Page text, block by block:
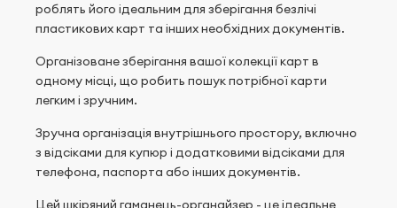
роблять його ідеальним для зберігання безлічі
пластикових карт та інших необхідних документів.
Організоване зберігання вашої колекції карт в
одному місці, що робить пошук потрібної карти
легким і зручним.
Зручна організація внутрішнього простору, включно
з відсіками для купюр і додатковими відсіками для
телефона, паспорта або інших документів.
Цей шкіряний гаманець-органайзер - це ідеальне